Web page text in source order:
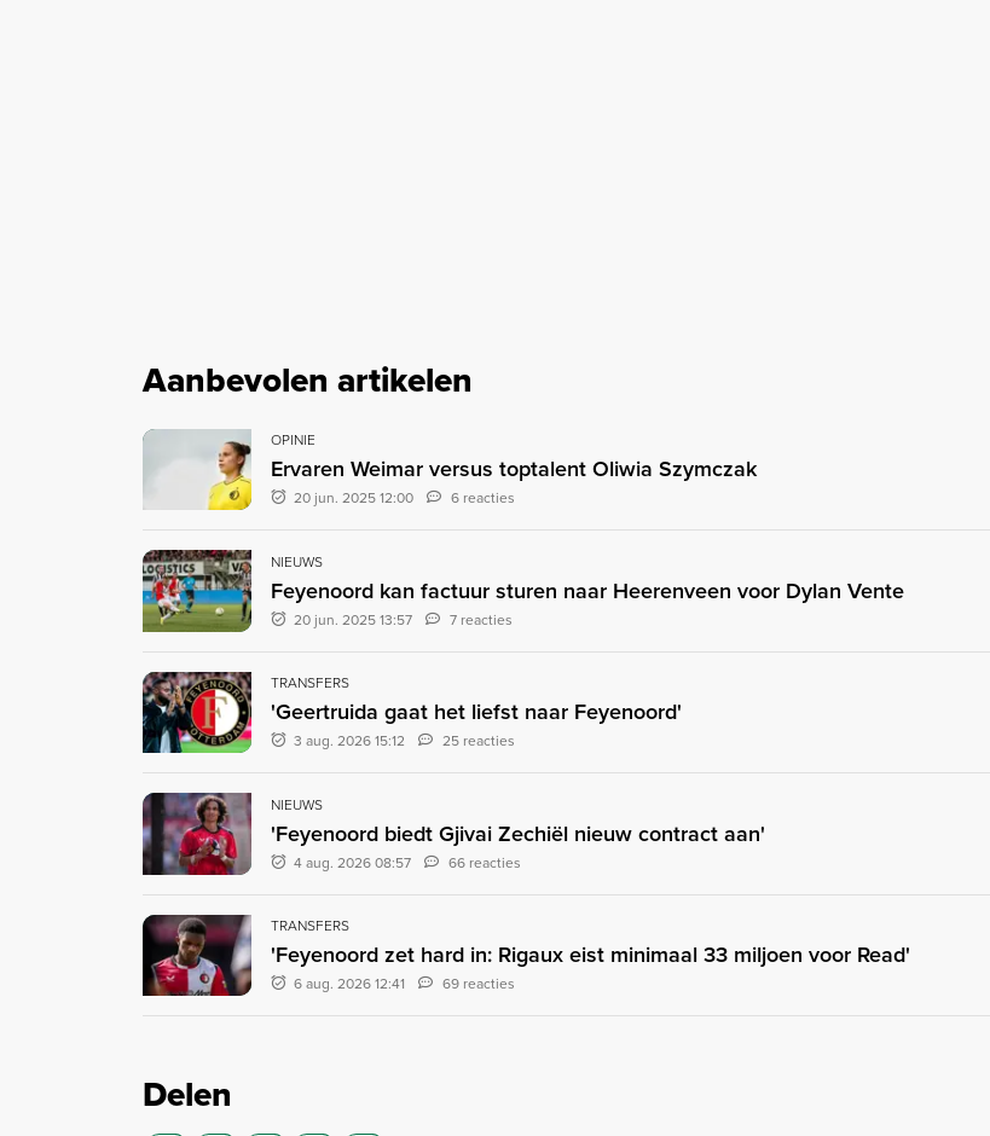
Aanbevolen artikelen
OPINIE
Ervaren Weimar versus toptalent Oliwia Szymczak
20 jun. 2025 12:00 6 reacties
NIEUWS
Feyenoord kan factuur sturen naar Heerenveen voor Dylan Vente
20 jun. 2025 13:57 7 reacties
TRANSFERS
'Geertruida gaat het liefst naar Feyenoord'
3 aug. 2026 15:12 25 reacties
NIEUWS
'Feyenoord biedt Gjivai Zechiël nieuw contract aan'
4 aug. 2026 08:57 66 reacties
TRANSFERS
'Feyenoord zet hard in: Rigaux eist minimaal 33 miljoen voor Read'
6 aug. 2026 12:41 69 reacties
Delen